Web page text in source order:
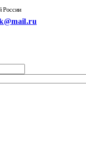
России399 11 22 | 8(905)367-58-58